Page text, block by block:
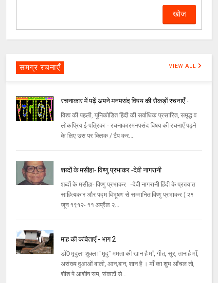
समग्र रचनाएँ VIEW ALL
रचनाकार में पढ़ें अपने मनपसंद विषय की सैकड़ों रचनाएँ -
विश्व की पहली, यूनिकोडित हिंदी की सर्वाधिक प्रसारित, समृद्ध व
लोकप्रिय ई-पत्रिका - रचनाकारमनपसंद विषय की रचनाएँ पढ़ने
के लिए उस पर क्लिक / टैप कर...
शब्दों के मसीहा- विष्णु प्रभाकर -देवी नागरानी
शब्दों के मसीहा- विष्णु प्रभाकर -देवी नागरानी हिंदी के प्रख्यात
साहित्यकार और पद्म विभूषण से सम्मानित विष्णु प्रभाकर ( २१
जून १९१२- ११ अप्रैल २...
माह की कविताएँ - भाग 2
डॉ0 मृदुला शुक्ला "मृदु" ममता की खान है माँ, गीत, सुर, तान है माँ,
असंख्य दुआओं वाली, आन,बान, शान है । माँ का शुभ आँचल तो,
शीश पे आशीष सम, संकटों से...